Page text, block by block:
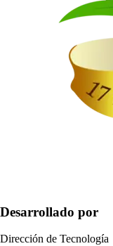
Desarrollado por
Dirección de Tecnología